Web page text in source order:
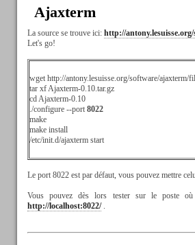
Ajaxterm
La source se trouve ici: http://
Let's go!
wget http://antony.lesuisse.org/software/ajaxterm/
tar xfAjaxterm-0.10.tar.gz
cd Ajaxterm-0.10
./configure --port 8022
make
make install
/etc/init.d/ajaxterm start
Le port 8022 est par défaut, vous pouvez mettre
Vous pouvez dès lors tester sur le poste
http://localhost:8022/.